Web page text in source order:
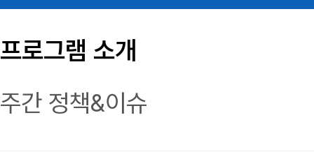
프로그램 소개
주간 정책&이슈